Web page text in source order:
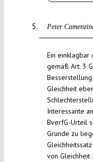
Peter
Ein einklagbar
gemäß Art. 3
Gleichheit
Interessante
BverfG-Urteil
Grunde zu
von Gleichheit